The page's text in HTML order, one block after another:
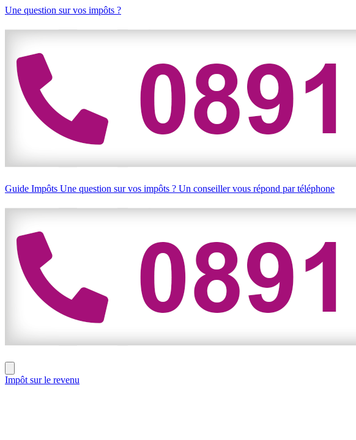
Une question sur vos impôts ?
Guide Impôts Une question sur vos impôts ? Un conseiller vous répond par téléphone
Impôt sur le revenu